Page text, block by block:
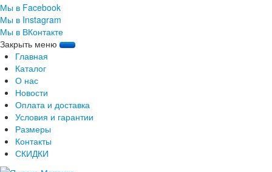
Мы в Facebook
Мы в Instagram
Мы в ВКонтакте
Закрыть меню
Главная
Каталог
О нас
Новости
Оплата и доставка
Условия и гарантии
Размеры
Контакты
СКИДКИ